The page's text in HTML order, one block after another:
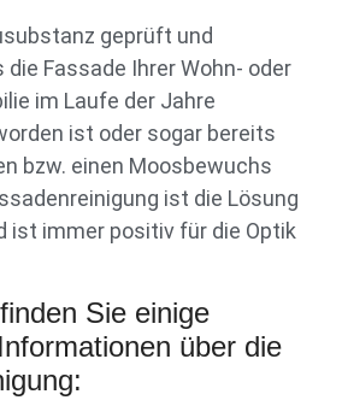
geprüft und
Fassade Ihrer Wohn- oder
im Laufe der Jahre
ist oder sogar bereits
bzw. einen Moosbewuchs
ist die Lösung
ist immer positiv für die Optik
Sie einige
über die